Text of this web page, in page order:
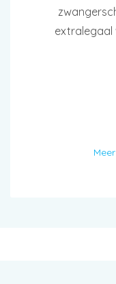
extralegaal